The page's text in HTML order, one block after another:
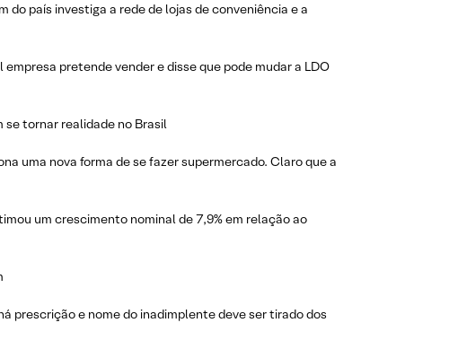
do país investiga a rede de lojas de conveniência e a
pretende vender e disse que pode mudar a LDO
se tornar realidade no Brasil
uma nova forma de se fazer supermercado. Claro que a
um crescimento nominal de 7,9% em relação ao
prescrição e nome do inadimplente deve ser tirado dos